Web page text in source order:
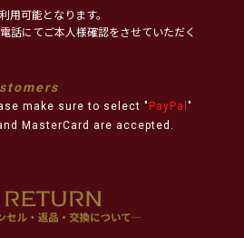
用可能となります。
話にてご本人様確認をさせていただく
make sure to select " PayPal "
MasterCard are accepted.